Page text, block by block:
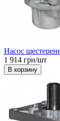
Насос
1 914 грн/шт
В корзину